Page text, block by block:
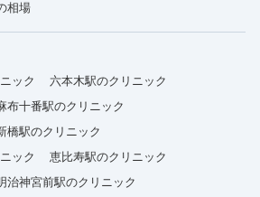
相場
ック
六本木駅のクリニック
布十番駅のクリニック
橋駅のクリニック
ック
恵比寿駅のクリニック
治神宮前駅のクリニック